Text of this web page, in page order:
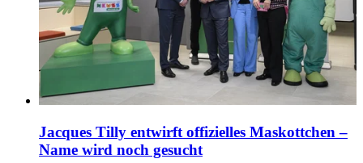
Jacques Tilly entwirft offizielles Maskottchen –
Name wird noch gesucht